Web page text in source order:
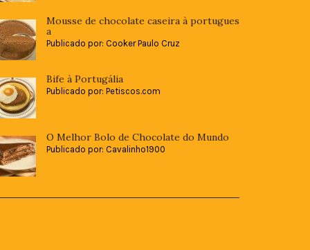
Mousse de chocolate caseira à portugues
a
Publicado por: Cooker Paulo Cruz
Bife à Portugália
Publicado por: Petiscos.com
O Melhor Bolo de Chocolate do Mundo
Publicado por: Cavalinho1900